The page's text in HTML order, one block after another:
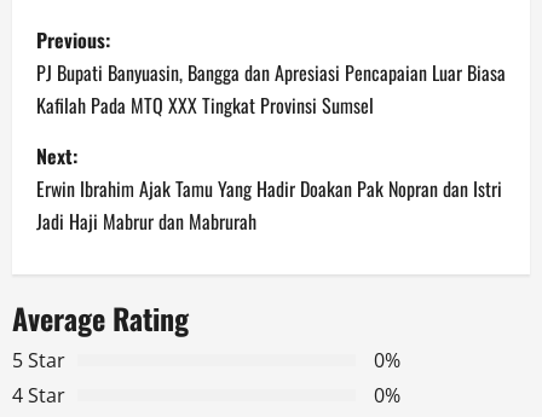
P
o
s
t
n
a
v
i
Previous:
PJ Bupati Banyuasin, Bangga dan Apresiasi Pencapaian Luar Biasa
Kafilah Pada MTQ XXX Tingkat Provinsi Sumsel
Next:
Erwin Ibrahim Ajak Tamu Yang Hadir Doakan Pak Nopran dan Istri
Jadi Haji Mabrur dan Mabrurah
Average Rating
5 Star
0%
4 Star
0%